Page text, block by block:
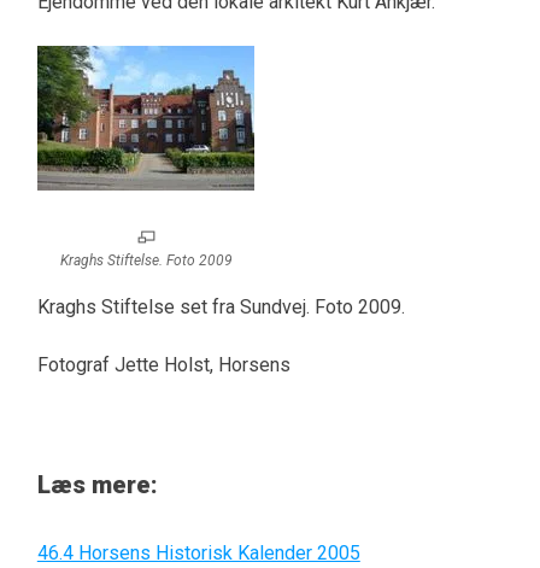
Kraghs Stiftelse. Foto 2009
Kraghs Stiftelse set fra Sundvej. Foto 2009.
Fotograf Jette Holst, Horsens
Læs mere:
46.4 Horsens Historisk Kalender 2005